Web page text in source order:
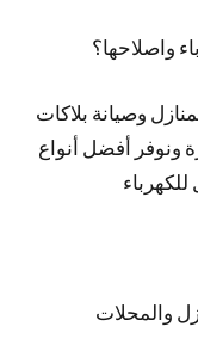
واصلاحها؟
وصيانة بلاكات
ونوفر أفضل أنواع
والمحلات